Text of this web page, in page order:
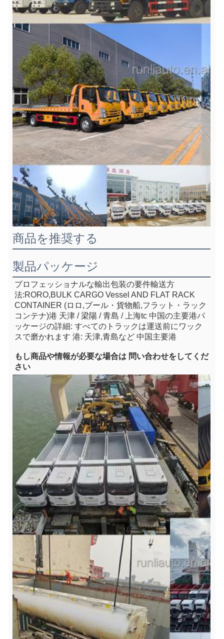
商品を推奨する
製品パッケージ
プロフェッショナルな輸出包装の要件輸送方
法:RORO,BULK CARGO Vessel AND FLAT RACK
CONTAINER (ロロ,ブール・貨物船,フラット・ラック
コンテナ)港 天津 / 梁陽 / 青島 / 上海tc 中国の主要港パ
ッケージの詳細: すべてのトラックは運送前にワック
スで磨かれます 港: 天津,青島など 中国主要港
もし商品や情報が必要な場合は 問い合わせをしてくだ
さい